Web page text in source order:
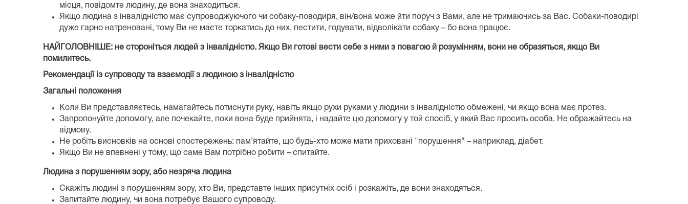
місця, повідомте людину, де вона знаходиться.
Якщо людина з інвалідністю має супроводжуючого чи собаку-поводиря, він/вона може йти поруч з Вами, але не тримаючись за Вас. Собаки-поводирі
дуже гарно натреновані, тому Ви не маєте торкатись до них, пестити, годувати, відволікати собаку – бо вона працює.
НАЙГОЛОВНІШЕ: не стороніться людей з інвалідністю. Якщо Ви готові вести себе з ними з повагою й розумінням, вони не образяться, якщо Ви
помилитесь.
Рекомендації із супроводу та взаємодії з людиною з інвалідністю
Загальні положення
Коли Ви представляєтесь, намагайтесь потиснути руку, навіть якщо рухи руками у людини з інвалідністю обмежені, чи якщо вона має протез.
Запропонуйте допомогу, але почекайте, поки вона буде прийнята, і надайте цю допомогу у той спосіб, у який Вас просить особа. Не ображайтесь на
відмову.
Не робіть висновків на основі спостережень: пам’ятайте, що будь-хто може мати приховані "порушення" – наприклад, діабет.
Якщо Ви не впевнені у тому, що саме Вам потрібно робити – спитайте.
Людина з порушенням зору, або незряча людина
Скажіть людині з порушенням зору, хто Ви, представте інших присутніх осіб і розкажіть, де вони знаходяться.
Запитайте людину, чи вона потребує Вашого супроводу.